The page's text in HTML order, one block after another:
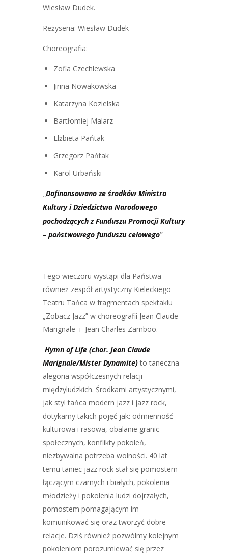
Wiesław Dudek.
Reżyseria: Wiesław Dudek
Choreografia:
Zofia Czechlewska
Jirina Nowakowska
Katarzyna Kozielska
Bartłomiej Malarz
Elżbieta Pańtak
Grzegorz Pańtak
Karol Urbański
Dofinansowano ze środków Ministra
Kultury i Dziedzictwa Narodowego
pochodzących z Funduszu Promocji Kultury
– państwowego funduszu celowego”
Tego wieczoru wystąpi dla Państwa
również zespół artystyczny Kieleckiego
Teatru Tańca w fragmentach spektaklu
„Zobacz Jazz” w choreografii Jean Claude
Marignale i Jean Charles Zamboo.
Hymn of Life (chor. Jean Claude
Marignale/Mister Dynamite)to taneczna
alegoria współczesnych relacji
międzyludzkich. Środkami artystycznymi,
jak styl tańca modern jazz i jazz rock,
dotykamy takich pojęć jak: odmienność
kulturowa i rasowa, obalanie granic
społecznych, konflikty pokoleń,
niezbywalna potrzeba wolności. 40 lat
temu taniec jazz rock stał się pomostem
łączącym czarnych i białych, pokolenia
młodzieży i pokolenia ludzi dojrzałych,
pomostem pomagającym im
komunikować się oraz tworzyć dobre
relacje. Dziś również pozwólmy kolejnym
pokoleniom porozumiewać się przez